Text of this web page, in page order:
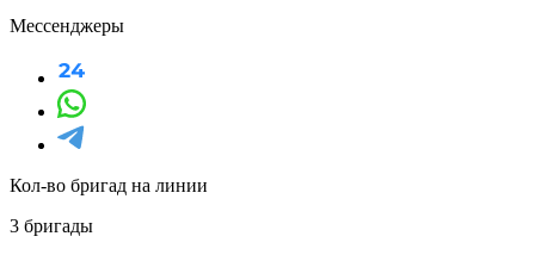
Мессенджеры
Кол-во бригад на линии
3 бригады